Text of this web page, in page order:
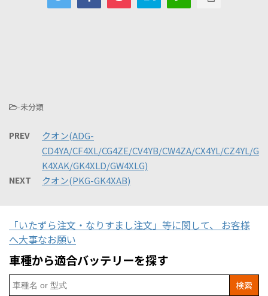
-未分類
PREV
クオン(ADG-
CD4YA/CF4XL/CG4ZE/CV4YB/CW4ZA/CX4YL/CZ4YL/G
K4XAK/GK4XLD/GW4XLG)
NEXT クオン(PKG-GK4XAB)
「いたずら注文・なりすまし注文」等に関して、 お客様
へ大事なお願い
車種から適合バッテリーを探す
Search
for: